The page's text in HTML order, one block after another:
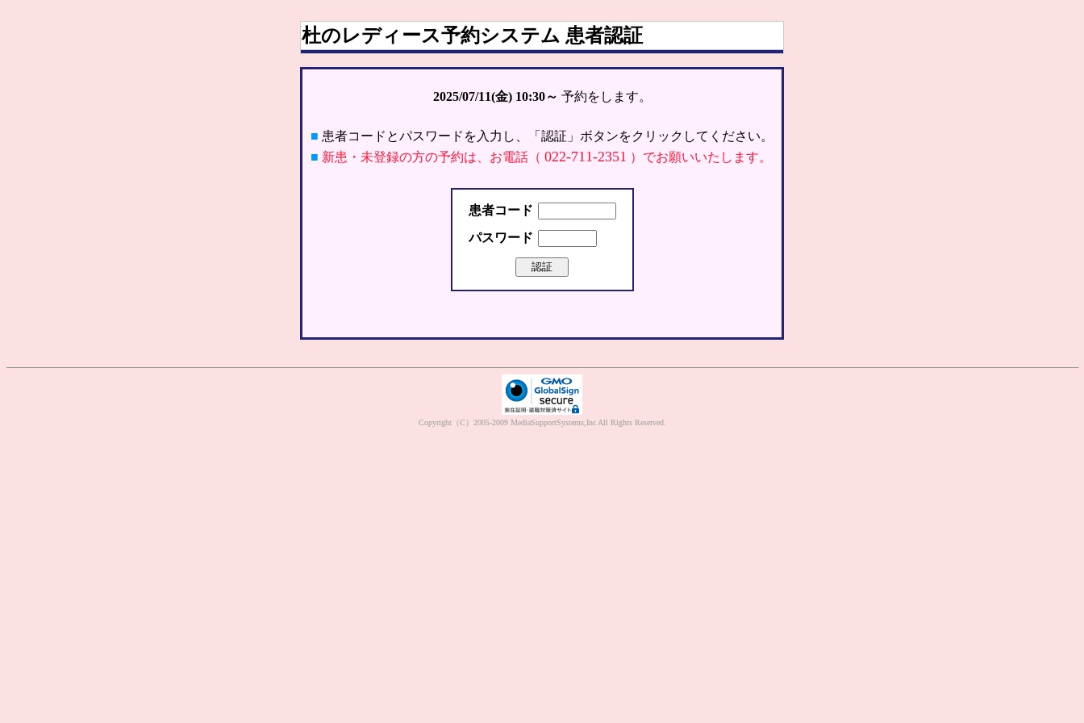
杜のレディース予約システム 患者認証
2025/07/11(金) 10:30～ 予約をします。
■ 患者コードとパスワードを入力し、「認証」ボタンをクリックしてください。
■ 新患・未登録の方の予約は、お電話（ 022-711-2351 ）でお願いいたします。
患者コード
パスワード
Copyright（C）2005-2009 MediaSupportSystems,Inc All Rights Reserved.